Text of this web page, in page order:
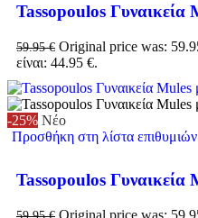
Tassopoulos Γυναικεία
59.95€ Original price was:
είναι: 44.95 €.
-25% Νέο
Προσθήκη στη λίστα επιθυμιών
Tassopoulos Γυναικεία
Original price was: